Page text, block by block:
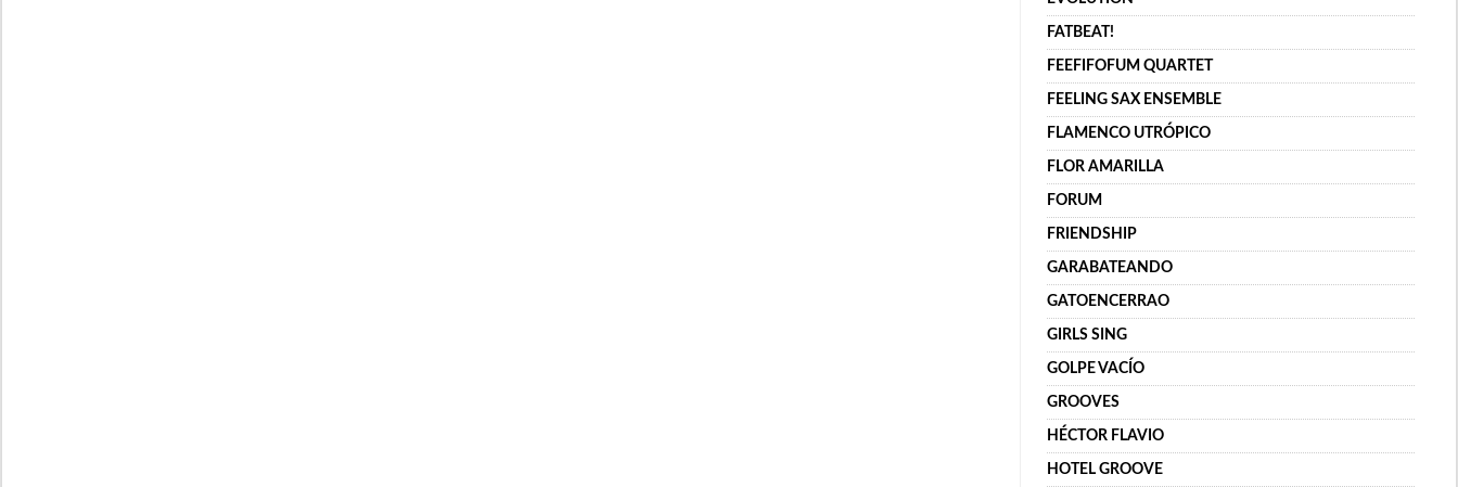
FATBEAT!
FEEFIFOFUM QUARTET
FEELING SAX ENSEMBLE
FLAMENCO UTRÓPICO
FLOR AMARILLA
FORUM
FRIENDSHIP
GARABATEANDO
GATOENCERRAO
GIRLS SING
GOLPE VACÍO
GROOVES
HÉCTOR FLAVIO
HOTEL GROOVE